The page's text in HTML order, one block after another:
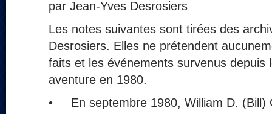
par Jean-Yves Desrosiers
Les notes suivantes sont tirées des
Desrosiers. Elles ne prétendent
faits et les événements survenus depuis
aventure en 1980.
• En septembre 1980, William D. (Bill)